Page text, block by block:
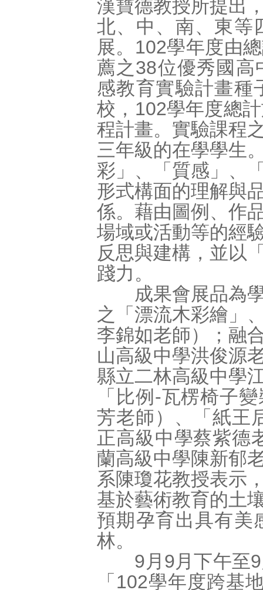
漢寶德教授所提出
北、中、南、東等
展。102學年度由
薦之38位優秀國高
感教育實驗計畫種
校，102學年度總
程計畫。實驗課程
三年級的在學學生
彩」、「質感」、
形式構面的理解與
係。藉由圖例、作
場域或活動等的經
反思與建構，並以
踐力。
成果會展品為學
之「漂流木彩繪」
李錦如老師）；融
山高級中學洪俊源
縣立二林高級中學
「比例-瓦楞椅子
芳老師）、「紙王
正高級中學蔡紫德
蘭高級中學陳新郁
系陳瓊花教授表示
基於藝術教育的土
預期孕育出具有美
林。
9月9月下午至9
「102學年度跨基